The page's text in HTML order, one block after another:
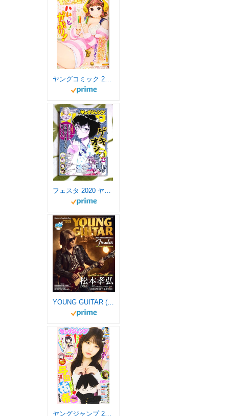
ヤングコミック 2020年 04 月号 [雑誌]
フェスタ 2020 ヤング 配布 ゲキオシ 試し読み コミック
YOUNG GUITAR (ヤング・ギター) 2024年 9月号
ヤングジャンプ 2020年 7/16 号 [雑誌]